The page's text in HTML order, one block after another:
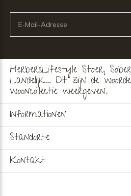
HerbersLifestyle Stoer,
Landelijk... Dit zijn de
wooncollectie weergeven.
Informationen
Standorte
Kontakt